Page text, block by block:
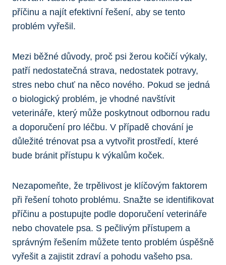
příčinu a najít efektivní řešení, aby se tento
problém vyřešil.
Mezi běžné důvody, proč psi žerou kočičí výkaly,
patří nedostatečná strava, nedostatek potravy,
stres nebo chuť na něco nového. Pokud se jedná
o biologický problém, je vhodné navštívit
veterináře, který může poskytnout odbornou radu
a doporučení pro léčbu. V případě chování je
důležité trénovat psa a vytvořit prostředí, které
bude bránit přístupu k výkalům koček.
Nezapomeňte, že trpělivost je klíčovým faktorem
při řešení tohoto problému. Snažte se identifikovat
příčinu a postupujte podle doporučení veterináře
nebo chovatele psa. S pečlivým přístupem a
správným řešením můžete tento problém úspěšně
vyřešit a zajistit zdraví a pohodu vašeho psa.